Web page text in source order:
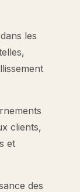
les
clients,
et
des